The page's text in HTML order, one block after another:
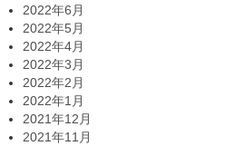
2022年6月
2022年5月
2022年4月
2022年3月
2022年2月
2022年1月
2021年12月
2021年11月